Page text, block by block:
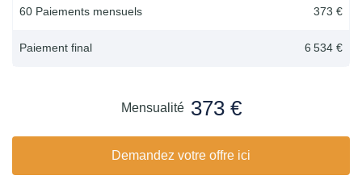
60 Paiements mensuels 373 €
Paiement final 6 534 €
Mensualité 373 €
Demandez votre offre ici